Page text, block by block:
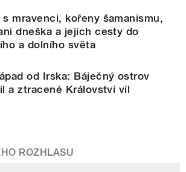
s mravenci, kořeny šamanismu,
dneška a jejich cesty do
a dolního světa
od Irska: Báječný ostrov
a ztracené Království víl
ROZHLASU